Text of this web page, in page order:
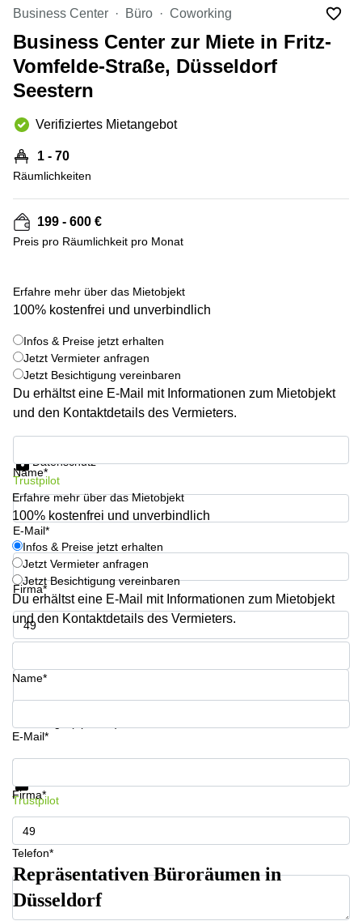
Düsseldorf
Büro
mieten
Köln
mieten
Essen
Büro
mieten
Seminarraum
Düsseldorf
Neuss
Büro
Hamburg
Büro
mieten
Berlin
Mitte
Dortmund
Tagungsraum
München
Büro
Mannheim
mieten
Büro
mieten
Nürnberg
Berlin
Coworking
10
Berlin
Kienberger
Allee 4
Berlin
Schönefeld
Bahnhofstrasse
8 Hannover
Speditionstraße
21 Regus
Arcus
Park
Torgauer
Mainzer
Landstraße
69
Europaplatz
2 Berlin
Regus
Frankfurter
Hohenstaufenring
62 Köln
Erna-
Scheffler-
Str. 1A
Köln
Hohenzollernring
57 Koln
Ludwig-
Erhard-
Hamburg
Business Center Büro Coworking
Business Center zur Miete in Fritz-
Vomfelde-Straße, Düsseldorf
Seestern
Verifiziertes Mietangebot
1 - 70
Räumlichkeiten
199 - 600 €
Preis pro Räumlichkeit pro Monat
Erfahre mehr über das Mietobjekt
100% kostenfrei und unverbindlich
Infos & Preise jetzt erhalten
Jetzt Vermieter anfragen
Jetzt Besichtigung vereinbaren
Du erhältst eine E-Mail mit Informationen zum Mietobjekt
und den Kontaktdetails des Vermieters.
Name*
E-Mail*
Firma*
Telefon*
Datenschutz
Trustpilot
Erfahre mehr über das Mietobjekt
100% kostenfrei und unverbindlich
Infos & Preise jetzt erhalten
Jetzt Vermieter anfragen
Jetzt Besichtigung vereinbaren
Du erhältst eine E-Mail mit Informationen zum Mietobjekt
und den Kontaktdetails des Vermieters.
Name*
E-Mail*
Firma*
Telefon*
Infos & Preise jetzt erhalten
Trustpilot
Repräsentativen Büroräumen in
Düsseldorf